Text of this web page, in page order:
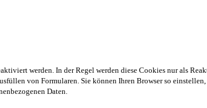
werden. In der Regel werden diese Cookies nur als
von Formularen. Sie können Ihren Browser so
Daten.